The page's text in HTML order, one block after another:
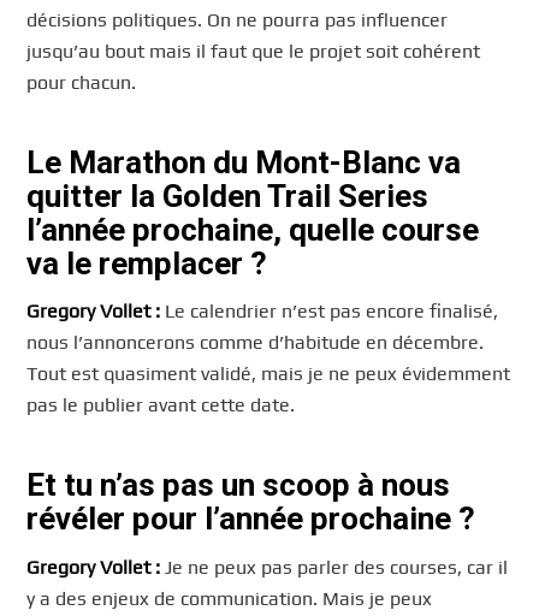
décisions politiques. On ne pourra pas influencer
jusqu’au bout mais il faut que le projet soit cohérent
pour chacun.
Le Marathon du Mont-Blanc va
quitter la Golden Trail Series
l’année prochaine, quelle course
va le remplacer ?
GregoryVollet : Le calendrier n’est pas encore finalisé,
nous l’annoncerons comme d’habitude en décembre.
Tout est quasiment validé, mais je ne peux évidemment
pas le publier avant cette date.
Et tu n’as pas un scoop à nous
révéler pour l’année prochaine ?
GregoryVollet :Je ne peux pas parler des courses, car il
y a des enjeux de communication. Mais je peux